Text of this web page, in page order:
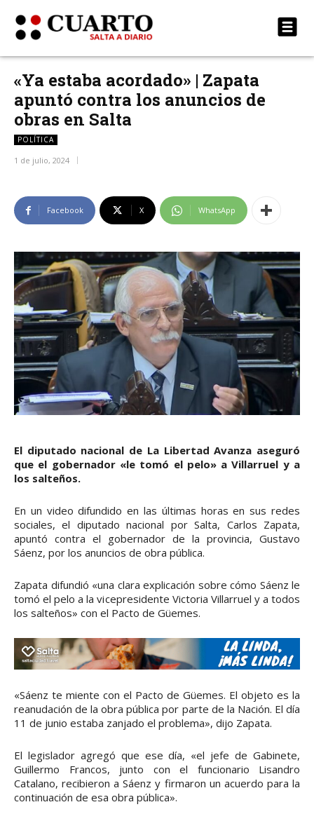
«Ya estaba acordado» | Zapata
apuntó contra los anuncios de
obras en Salta
POLÍTICA
1 de julio, 2024
Facebook X WhatsApp
El diputado nacional de La Libertad Avanza aseguró
que el gobernador «le tomó el pelo» a Villarruel y a
los salteños.
En un video difundido en las últimas horas en sus redes
sociales, el diputado nacional por Salta, Carlos Zapata,
apuntó contra el gobernador de la provincia, Gustavo
Sáenz, por los anuncios de obra pública.
Zapata difundió «una clara explicación sobre cómo Sáenz le
tomó el pelo a la vicepresidente Victoria Villarruel y a todos
los salteños» con el Pacto de Güemes.
«Sáenz te miente con el Pacto de Güemes. El objeto es la
reanudación de la obra pública por parte de la Nación. El día
11 de junio estaba zanjado el problema», dijo Zapata.
El legislador agregó que ese día, «el jefe de Gabinete,
Guillermo Francos, junto con el funcionario Lisandro
Catalano, recibieron a Sáenz y firmaron un acuerdo para la
continuación de esa obra pública».